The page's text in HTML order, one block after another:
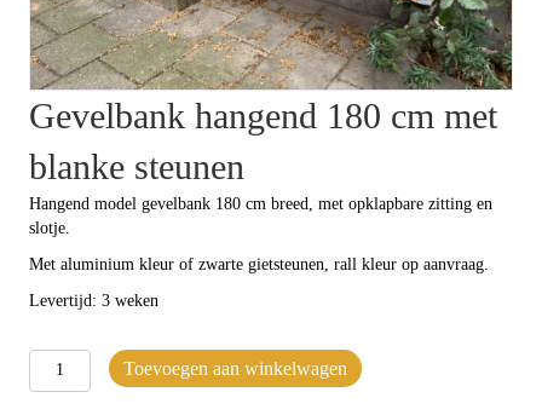
Gevelbank hangend 180 cm met
blanke steunen
Hangend model gevelbank 180 cm breed, met opklapbare zitting en
slotje.
Met aluminium kleur of zwarte gietsteunen, rall kleur op aanvraag.
Levertijd: 3 weken
Gevelbank
Toevoegen aan winkelwagen